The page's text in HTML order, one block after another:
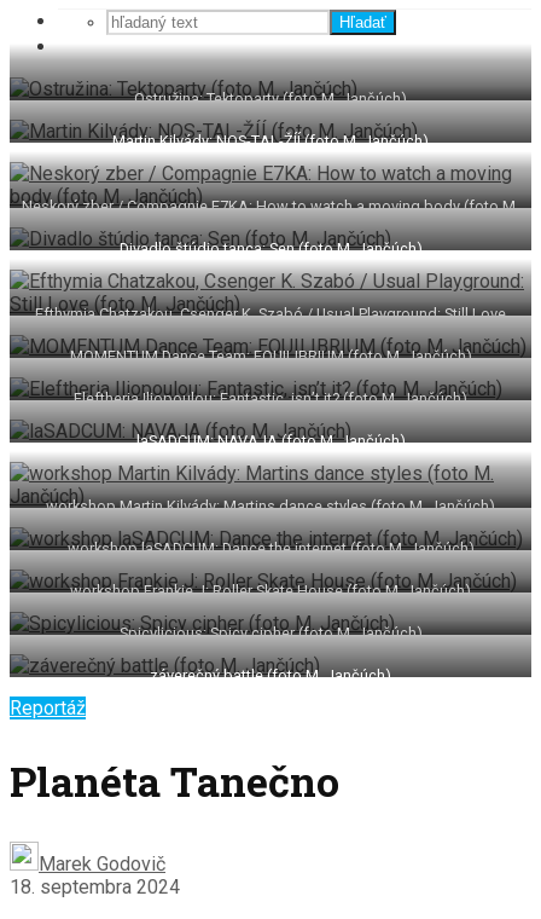
Hľadať
Ostružina: Tektoparty (foto M. Jančúch)
Martin Kilvády: NOS-TAL-ŽÍÍ (foto M. Jančúch)
Neskorý zber / Compagnie E7KA: How to watch a moving body (foto M.
Jančúch)
Divadlo štúdio tanca: Sen (foto M. Jančúch)
Efthymia Chatzakou, Csenger K. Szabó / Usual Playground: Still Love
(foto M. Jančúch)
MOMENTUM Dance Team: EQUILIBRIUM (foto M. Jančúch)
Eleftheria Iliopoulou: Fantastic, isn’t it? (foto M. Jančúch)
laSADCUM: NAVAJA (foto M. Jančúch)
workshop Martin Kilvády: Martins dance styles (foto M. Jančúch)
workshop laSADCUM: Dance the internet (foto M. Jančúch)
workshop Frankie J: Roller Skate House (foto M. Jančúch)
Spicylicious: Spicy cipher (foto M. Jančúch)
záverečný battle (foto M. Jančúch)
Reportáž
Planéta Tanečno
Marek Godovič
18. septembra 2024